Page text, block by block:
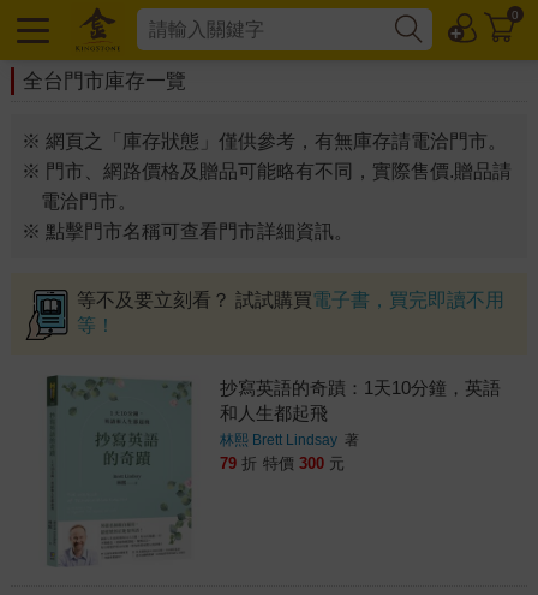
0
全台門市庫存一覽
※ 網頁之「庫存狀態」僅供參考，有無庫存請電洽門市。
※ 門市、網路價格及贈品可能略有不同，實際售價.贈品請
電洽門市。
※ 點擊門市名稱可查看門市詳細資訊。
等不及要立刻看？ 試試購買電子書，買完即讀不用
等！
抄寫英語的奇蹟：1天10分鐘，英語
和人生都起飛
林熙 Brett Lindsay 著
79 折 特價 300 元